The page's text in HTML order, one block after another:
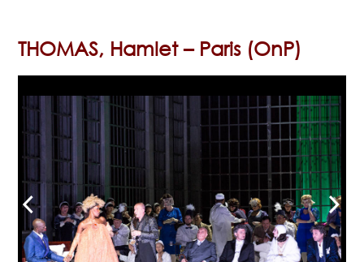
THOMAS, Hamlet – Paris (OnP)
arrow_back_ios arrow_forward_ios